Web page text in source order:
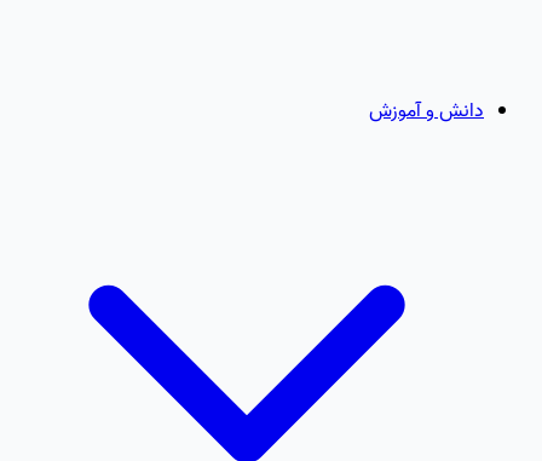
دانش و آموزش